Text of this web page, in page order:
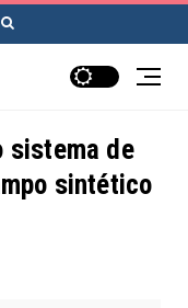
sistema de
sintético